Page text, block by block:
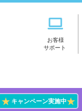
お客様
サポート
★キャンペーン実施中★